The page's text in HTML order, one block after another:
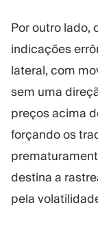
Por outro lado,
indicações
lateral, com
sem uma
preços acima
forçando os
destina a
pela